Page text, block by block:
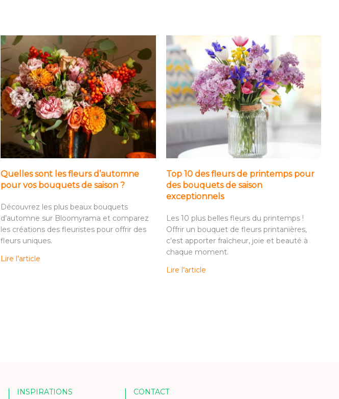
Quelles sont les fleurs d’automne
pour vos bouquets de saison ?
Découvrez les plus beaux bouquets
d’automne sur Bloomyrama et comparez
les créations des fleuristes pour offrir des
fleurs uniques.
Lire l'article
Top 10 des fleurs de printemps pour
des bouquets de saison
exceptionnels
Les 10 plus belles fleurs du printemps !
Offrir un bouquet de fleurs printanières,
c’est apporter fraîcheur, joie et beauté à
chaque moment.
Lire l'article
INSPIRATIONS CONTACT